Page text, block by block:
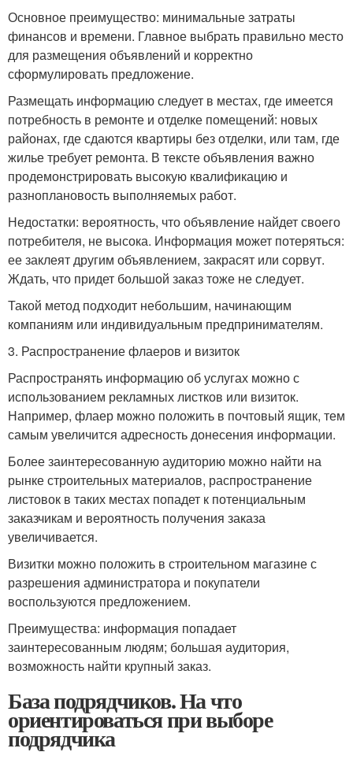
Основное преимущество: минимальные затраты
финансов и времени. Главное выбрать правильно место
для размещения объявлений и корректно
сформулировать предложение.
Размещать информацию следует в местах, где имеется
потребность в ремонте и отделке помещений: новых
районах, где сдаются квартиры без отделки, или там, где
жилье требует ремонта. В тексте объявления важно
продемонстрировать высокую квалификацию и
разноплановость выполняемых работ.
Недостатки: вероятность, что объявление найдет своего
потребителя, не высока. Информация может потеряться:
ее заклеят другим объявлением, закрасят или сорвут.
Ждать, что придет большой заказ тоже не следует.
Такой метод подходит небольшим, начинающим
компаниям или индивидуальным предпринимателям.
3. Распространение флаеров и визиток
Распространять информацию об услугах можно с
использованием рекламных листков или визиток.
Например, флаер можно положить в почтовый ящик, тем
самым увеличится адресность донесения информации.
Более заинтересованную аудиторию можно найти на
рынке строительных материалов, распространение
листовок в таких местах попадет к потенциальным
заказчикам и вероятность получения заказа
увеличивается.
Визитки можно положить в строительном магазине с
разрешения администратора и покупатели
воспользуются предложением.
Преимущества: информация попадает
заинтересованным людям; большая аудитория,
возможность найти крупный заказ.
База подрядчиков. На что
ориентироваться при выборе
подрядчика